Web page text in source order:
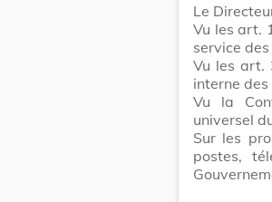
Le
Vu les art.
service
Vu les art.
interne
Vu la
universel
Sur les
postes,